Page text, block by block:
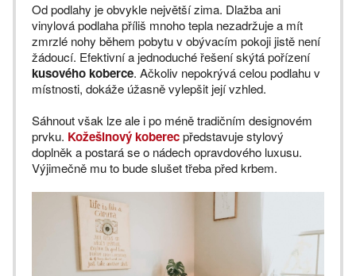
Od podlahy je obvykle největší zima. Dlažba ani
vinylová podlaha příliš mnoho tepla nezadržuje a mít
zmrzlé nohy během pobytu v obývacím pokoji jistě není
žádoucí. Efektivní a jednoduché řešení skýtá pořízení
kusového koberce. Ačkoliv nepokrývá celou podlahu v
místnosti, dokáže úžasně vylepšit její vzhled.
Sáhnout však lze ale i po méně tradičním designovém
prvku. Kožešinový koberecpředstavuje stylový
doplněk a postará se o nádech opravdového luxusu.
Výjimečně mu to bude slušet třeba před krbem.